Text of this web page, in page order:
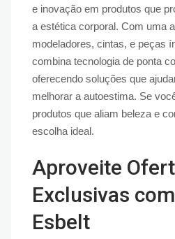
e inovação em produtos que
a estética corporal. Com uma
modeladores, cintas, e peças
combina tecnologia de ponta
oferecendo soluções que
melhorar a autoestima. Se
produtos que aliam beleza e
escolha ideal.
Aproveite
Exclusivas
Esbelt